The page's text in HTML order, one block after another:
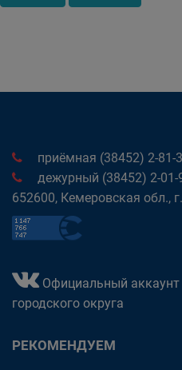
приёмная (38452) 2-81-
дежурный (38452) 2-01-
652600, Кемеровская обл.,
Официальный аккаунт
городского округа
РЕКОМЕНДУЕМ